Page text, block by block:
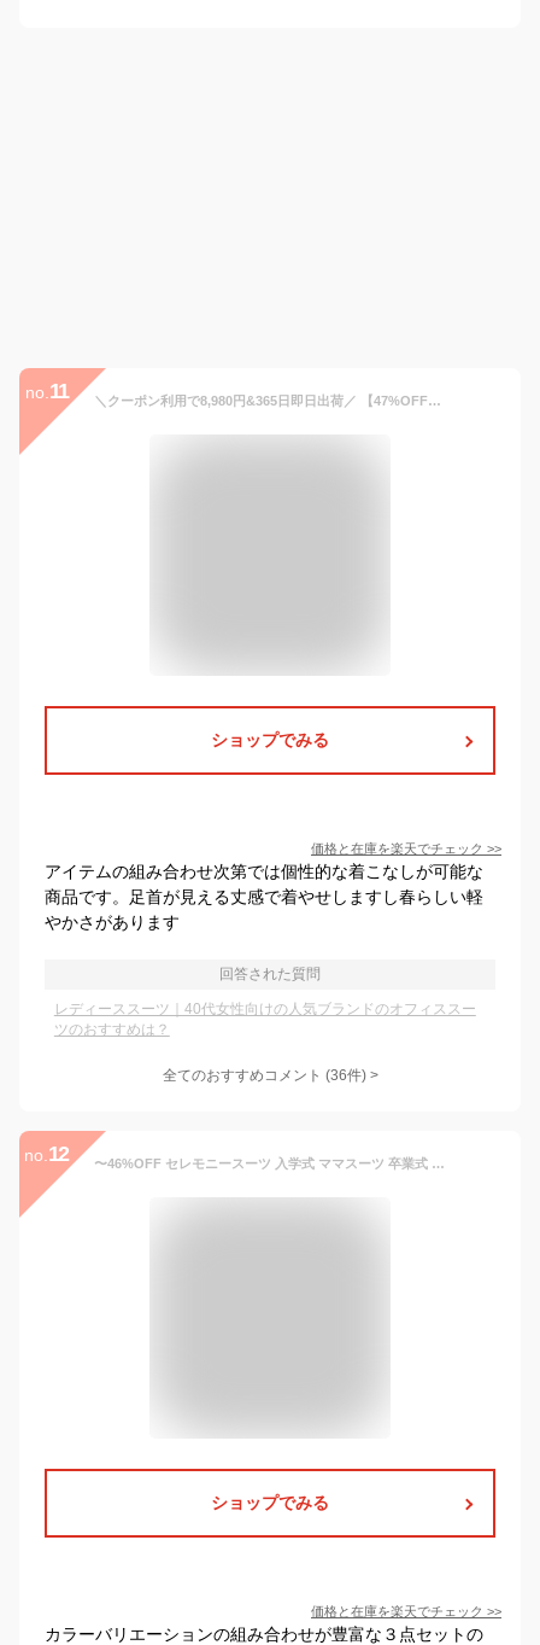
no. 11 ＼クーポン利用で8,980円&365日即日出荷／ 【47%OFF】 スーツ レディース セレモニースーツ セットアップ フォーマル ママ セレモニー パンツ パンツスーツ ママスーツ 入学式 卒業式 洗える 春 夏 秋 冬 ワイド ビジネス オフィス 通勤 七五三 試着チケット対象
ショップでみる
価格と在庫を楽天でチェック >>
アイテムの組み合わせ次第では個性的な着こなしが可能な
商品です。足首が見える丈感で着やせしますし春らしい軽
やかさがあります
回答された質問
レディーススーツ｜40代女性向けの人気ブランドのオフィススー
ツのおすすめは？
全てのおすすめコメント (36件) >
no. 12 〜46%OFF セレモニースーツ 入学式 ママスーツ 卒業式 スーツ 母親 3点セット パンツ セットアップ 入園式 卒園式 お宮参り レディース フォーマル 黒 ネイビー カジュアル おしゃれ コーデ かっこいい 試着チケット対象 【365日即日発送】
ショップでみる
価格と在庫を楽天でチェック >>
カラーバリエーションの組み合わせが豊富な３点セットの